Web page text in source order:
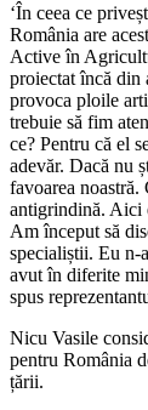
‘În ceea ce
România are
Active în
proiectat încă din
provoca ploile
trebuie să fim
ce? Pentru că el
adevăr. Dacă nu
favoarea noastră.
antigrindină. Aici
Am început să
specialiștii. Eu n-
avut în diferite
spus
Nicu Vasile
pentru România
țării.